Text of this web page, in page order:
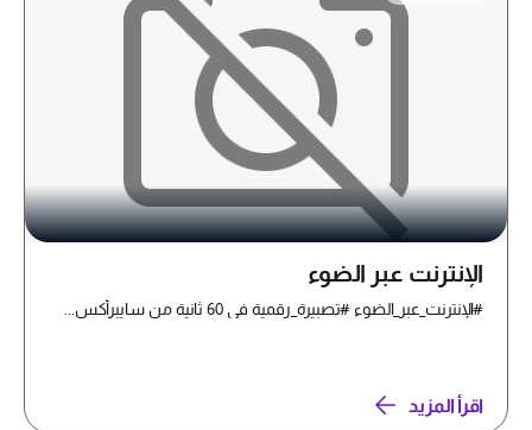
الإنترنت عبر الضوء
#الإنترنت_عبر_الضوء #تصبيرة_رقمية في 60 ثانية من سايبرأكس...
اقرأ المزيد